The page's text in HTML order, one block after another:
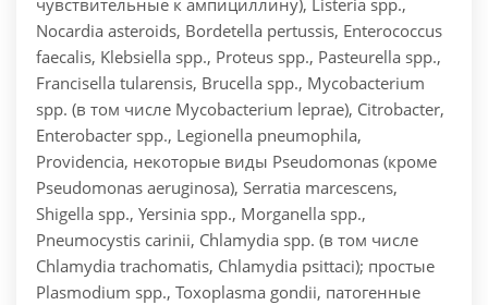
чувствительные к ампициллину), Listeria spp.,
Nocardia asteroids, Bordetella pertussis, Enterococcus
faecalis, Klebsiella spp., Proteus spp., Pasteurella spp.,
Francisella tularensis, Brucella spp., Mycobacterium
spp. (в том числе Mycobacterium leprae), Citrobacter,
Enterobacter spp., Legionella pneumophila,
Providencia, некоторые виды Pseudomonas (кроме
Pseudomonas aeruginosa), Serratia marcescens,
Shigella spp., Yersinia spp., Morganella spp.,
Pneumocystis carinii, Chlamydia spp. (в том числе
Chlamydia trachomatis, Chlamydia psittaci); простые
Plasmodium spp., Toxoplasma gondii, патогенные